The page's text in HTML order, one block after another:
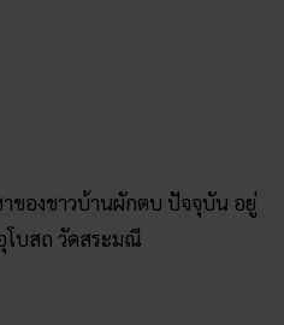
ของชาวบ้านผักตบ ปัจจุบัน อยู่
โบสถ วัดสระมณี